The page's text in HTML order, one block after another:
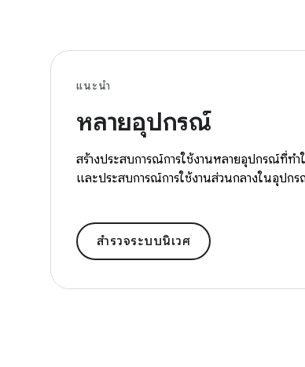
แนะนำ
หลายอุปกรณ์
สร้างประสบการณ์การใช้งานหลายอุปกรณ์ที่ท
และประสบการณ์การใช้งานส่วนกลางในอุปก
สำรวจระบบนิเวศ